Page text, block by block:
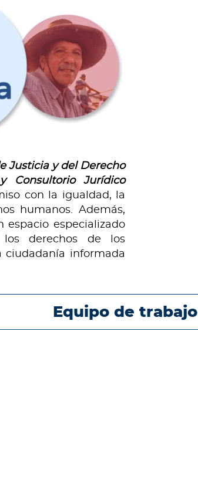
Justicia y del Derecho
Consultorio Jurídico
con la igualdad, la
humanos. Además,
espacio especializado
derechos de los
ciudadanía informada
Equipo de trabajo